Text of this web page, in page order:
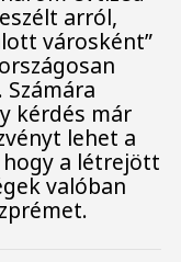
arról,
városként”
kérdés már
lehet a
hogy a létrejött
valóban